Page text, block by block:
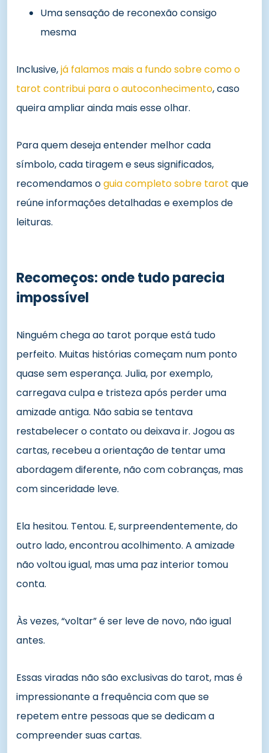
Uma sensação de reconexão consigo
mesma
Inclusive,já falamos mais a fundo sobre como o
tarot contribui para o autoconhecimento, caso
queira ampliar ainda mais esse olhar.
Para quem deseja entender melhor cada
símbolo, cada tiragem e seus significados,
recomendamos oguia completo sobre tarot que
reúne informações detalhadas e exemplos de
leituras.
Recomeços: onde tudo parecia
impossível
Ninguém chega ao tarot porque está tudo
perfeito. Muitas histórias começam num ponto
quase sem esperança. Julia, por exemplo,
carregava culpa e tristeza após perder uma
amizade antiga. Não sabia se tentava
restabelecer o contato ou deixava ir. Jogou as
cartas, recebeu a orientação de tentar uma
abordagem diferente, não com cobranças, mas
com sinceridade leve.
Ela hesitou. Tentou. E, surpreendentemente, do
outro lado, encontrou acolhimento. A amizade
não voltou igual, mas uma paz interior tomou
conta.
Às vezes, “voltar” é ser leve de novo, não igual
antes.
Essas viradas não são exclusivas do tarot, mas é
impressionante a frequência com que se
repetem entre pessoas que se dedicam a
compreender suas cartas.